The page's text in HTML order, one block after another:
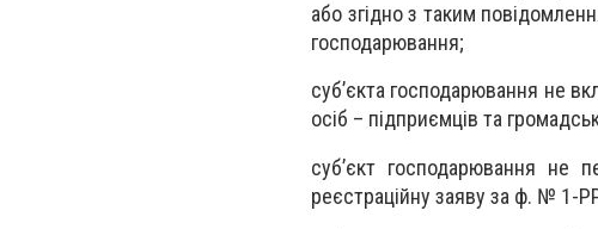
або згідно з таким
господарювання;
суб’єкта господарювання не
осіб – підприємців та
суб’єкт господарювання не
реєстраційну заяву за ф. № 1-